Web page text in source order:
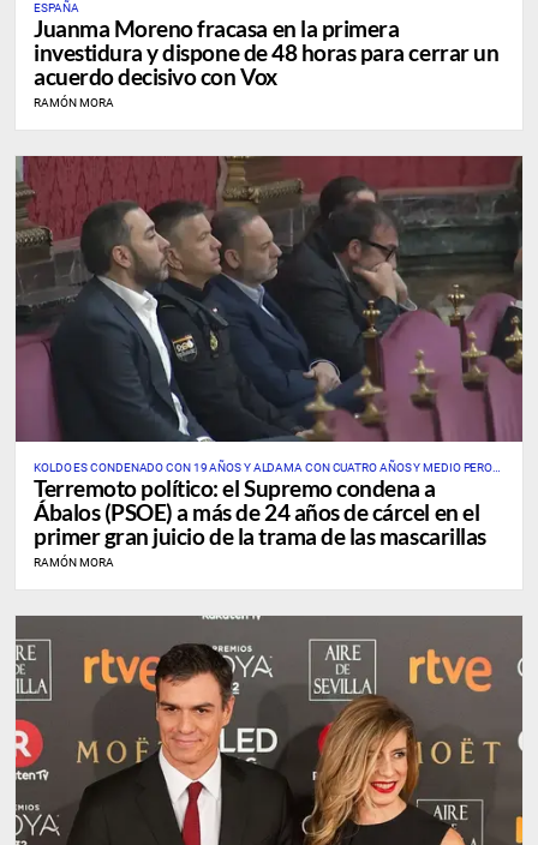
ESPAÑA
Juanma Moreno fracasa en la primera
investidura y dispone de 48 horas para cerrar un
acuerdo decisivo con Vox
RAMÓN MORA
KOLDO ES CONDENADO CON 19 AÑOS Y ALDAMA CON CUATRO AÑOS Y MEDIO PERO
NO IRÁ A PRISIÓN POR HABER COLABORADO CON LA JUSTICIA
Terremoto político: el Supremo condena a
Ábalos (PSOE) a más de 24 años de cárcel en el
primer gran juicio de la trama de las mascarillas
RAMÓN MORA